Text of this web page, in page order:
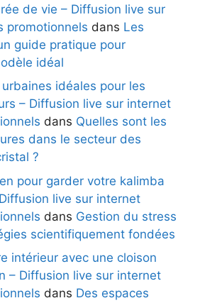
de vie – Diffusion live sur
promotionnels dans Les
guide pratique pour
idéal
idéales pour les
– Diffusion live sur internet
dans Quelles sont les
dans le secteur des
?
pour garder votre kalimba
live sur internet
dans Gestion du stress
scientifiquement fondées
intérieur avec une cloison
– Diffusion live sur internet
dans Des espaces